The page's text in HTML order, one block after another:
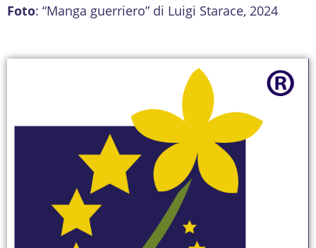
Foto: “Manga guerriero” di Luigi Starace, 2024